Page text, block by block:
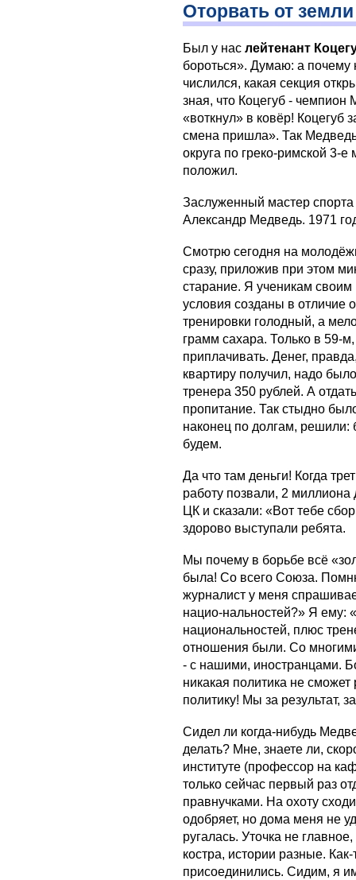
Оторвать от земли
Был у нас лейтенант
бороться». Думаю: а
числился, какая секция
зная, что Коцегуб - чемпион
«воткнул» в ковёр! Коцегуб
смена пришла». Так
округа по греко-римской 3-
положил.
Заслуженный мастер
Александр Медведь. 1971
Смотрю сегодня на
сразу, приложив при этом
старание. Я ученикам своим
условия созданы в отличие
тренировки голодный, а
грамм сахара. Только в 59-
приплачивать. Денег,
квартиру получил, надо
тренера 350 рублей. А
пропитание. Так стыдно
наконец по долгам, решили:
будем.
Да что там деньги! Когда
работу позвали, 2
ЦК и сказали: «Вот тебе
здорово выступали ребята.
Мы почему в борьбе всё
была! Со всего Союза.
журналист у меня
нацио-нальностей?» Я ему:
национальностей, плюс
отношения были. Со
- с нашими, иностранцами.
никакая политика не
политику! Мы за результат,
Сидел ли когда-нибудь
делать? Мне, знаете ли,
институте (профессор на
только сейчас первый раз
правнучками. На охоту
одобряет, но дома меня не
ругалась. Уточка не
костра, истории разные.
присоединились. Сидим, я